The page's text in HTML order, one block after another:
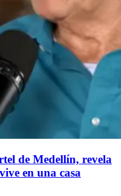
de Medellín, revela
en una casa